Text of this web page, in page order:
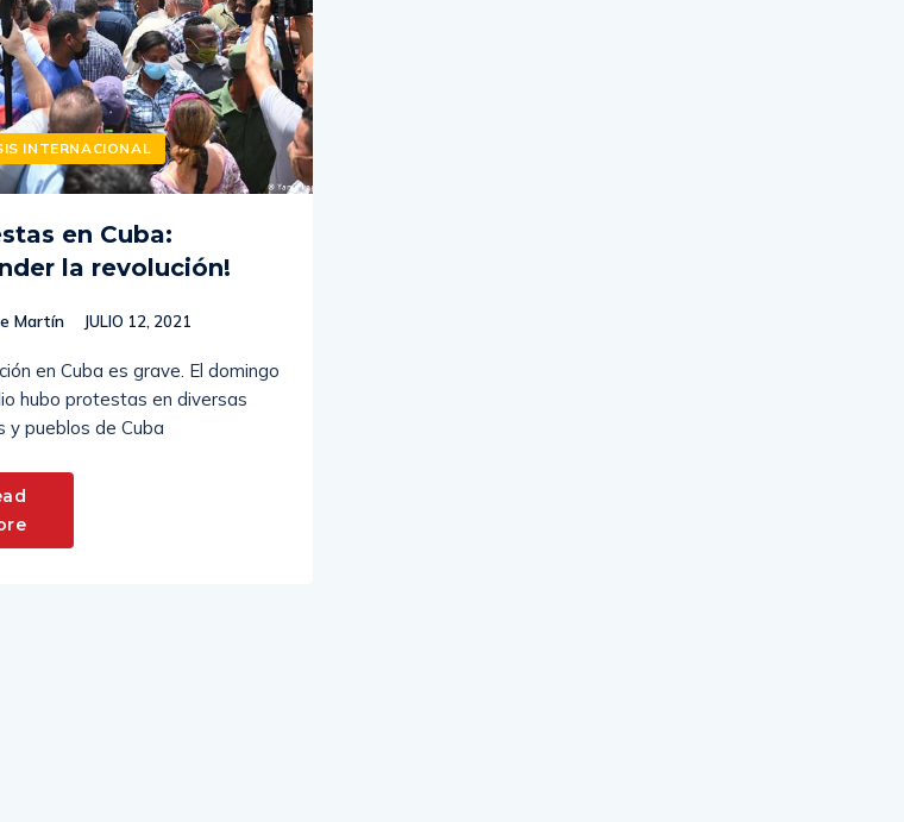
INTERNACIONAL
en Cuba:
la revolución!
Martín JULIO 12, 2021
en Cuba es grave. El domingo
hubo protestas en diversas
y pueblos de Cuba